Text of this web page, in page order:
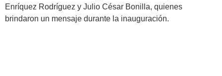
Enríquez Rodríguez y Julio César Bonilla, quienes
brindaron un mensaje durante la inauguración.